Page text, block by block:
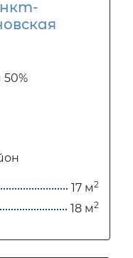
50%
17 м2
18 м2